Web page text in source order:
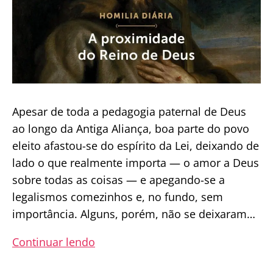
Apesar de toda a pedagogia paternal de Deus
ao longo da Antiga Aliança, boa parte do povo
eleito afastou-se do espírito da Lei, deixando de
lado o que realmente importa — o amor a Deus
sobre todas as coisas — e apegando-se a
legalismos comezinhos e, no fundo, sem
importância. Alguns, porém, não se deixaram…
Continuar lendo